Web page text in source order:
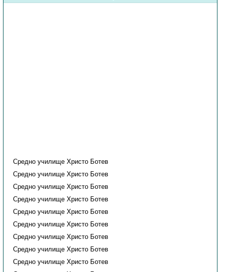
Средно училище Христо Ботев
Средно училище Христо Ботев
Средно училище Христо Ботев
Средно училище Христо Ботев
Средно училище Христо Ботев
Средно училище Христо Ботев
Средно училище Христо Ботев
Средно училище Христо Ботев
Средно училище Христо Ботев